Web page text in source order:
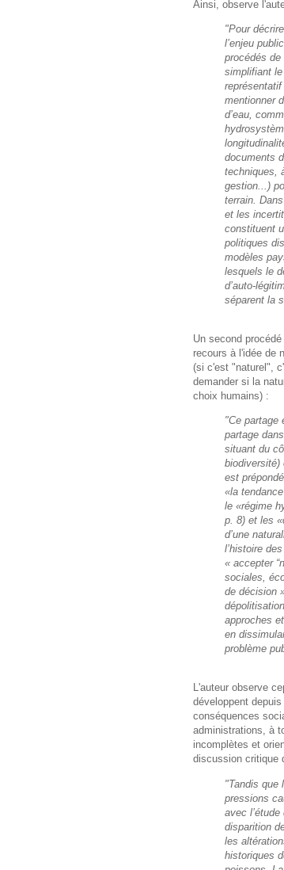
Ainsi, observe
"Pour
l’enjeu
procédés
simplifiant
mentionner
d’eau,
documents
techniques,
gestion...)
terrain.
et les
constituent
politiques
modèles
lesquels le
d’auto-
séparent la
Un second
recours à l'idée de
(si c'est "naturel",
demander si la
choix humains) :
"Ce partage
partage
situant du
biodiversité)
est
«la
le «régime
p. 8) et les
d’une
l’histoire
« accepter
sociales,
de décision
approches
en
problème
L'auteur observe
développent
conséquences
administrations, à
incomplètes et
discussion critique
"Tandis que
pressions
avec
disparition
les
historiques